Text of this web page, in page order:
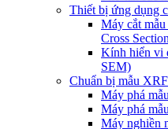
Thiết bị ứng dụng
Máy cắt
Cross
Kính hiển vi
SEM)
Chuẩn bị mẫu XRF
Máy phá
Máy phá
Máy nghiền